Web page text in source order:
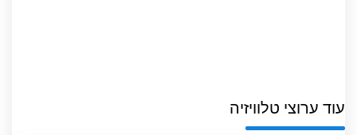
תוכן בלעדי לצופיה, כמו סרטים ותוכניות מוזיקה.
עוד ערוצי טלוויזיה